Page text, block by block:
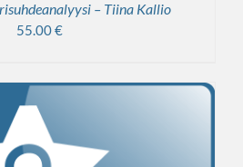
– Tiina Kallio
55.00€